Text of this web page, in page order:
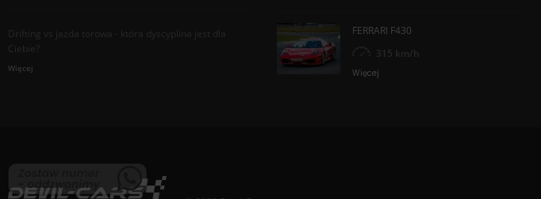
Drifting vs jazda torowa - która dyscyplina jest dla
Ciebie?
Więcej
FERRARI F430
315 km/h
Więcej